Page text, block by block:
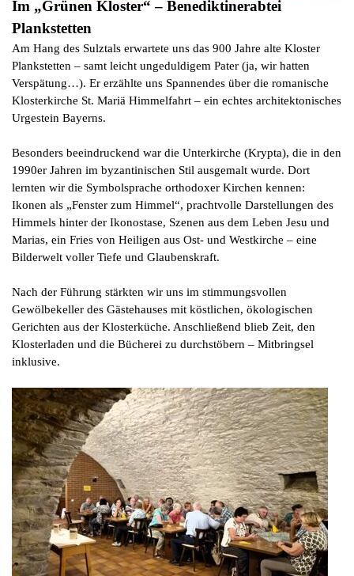
Im „Grünen Kloster“ – Benediktinerabtei
Plankstetten
Am Hang des Sulztals erwartete uns das 900 Jahre alte Kloster
Plankstetten – samt leicht ungeduldigem Pater (ja, wir hatten
Verspätung…). Er erzählte uns Spannendes über die romanische
Klosterkirche St. Mariä Himmelfahrt – ein echtes architektonisches
Urgestein Bayerns.
Besonders beeindruckend war die Unterkirche (Krypta), die in den
1990er Jahren im byzantinischen Stil ausgemalt wurde. Dort
lernten wir die Symbolsprache orthodoxer Kirchen kennen:
Ikonen als „Fenster zum Himmel“, prachtvolle Darstellungen des
Himmels hinter der Ikonostase, Szenen aus dem Leben Jesu und
Marias, ein Fries von Heiligen aus Ost- und Westkirche – eine
Bilderwelt voller Tiefe und Glaubenskraft.
Nach der Führung stärkten wir uns im stimmungsvollen
Gewölbekeller des Gästehauses mit köstlichen, ökologischen
Gerichten aus der Klosterküche. Anschließend blieb Zeit, den
Klosterladen und die Bücherei zu durchstöbern – Mitbringsel
inklusive.